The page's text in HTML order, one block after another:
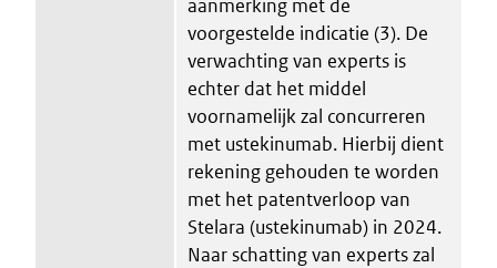
aanmerking met de
voorgestelde indicatie (3). De
verwachting van experts is
echter dat het middel
voornamelijk zal concurreren
met ustekinumab. Hierbij dient
rekening gehouden te worden
met het patentverloop van
Stelara (ustekinumab) in 2024.
Naar schatting van experts zal